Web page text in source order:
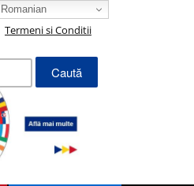
Termeni si Conditii
Caută
după:
Romanian